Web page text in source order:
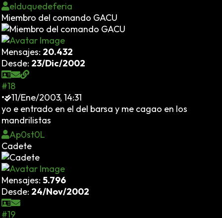
elduquedeferia
Miembro del comando GACU
Mensajes: 20.432
Desde: 23/Dic/2002
#18
•
11/Ene/2003, 14:31
yo e entrado en el del barsa y me cagao en los
mandrilistas
Ap0st0L
Cadete
Mensajes: 5.796
Desde: 24/Nov/2002
#19